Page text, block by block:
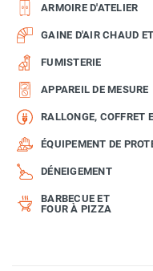
ARMOIRE D'ATELIER
GAINE D'AIR CHAUD
FUMISTERIE
APPAREIL DE MESURE
RALLONGE, COFFRET
ÉQUIPEMENT DE
DÉNEIGEMENT
BARBECUE ET
FOUR À PIZZA